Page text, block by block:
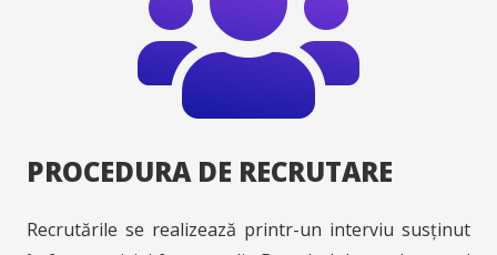
PROCEDURA DE RECRUTARE
Recrutările se realizează printr-un interviu susținut